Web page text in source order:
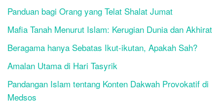
Panduan bagi Orang yang Telat Shalat Jumat
Mafia Tanah Menurut Islam: Kerugian Dunia dan Akhirat
Beragama hanya Sebatas Ikut-ikutan, Apakah Sah?
Amalan Utama di Hari Tasyrik
Pandangan Islam tentang Konten Dakwah Provokatif di
Medsos